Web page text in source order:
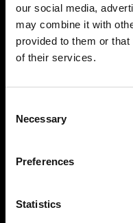
our social media,
may combine it with
provided to them or
of their services.
Selection
Necessary
Preferences
Statistics
FR.
09.10.2026
Testament à la Carte
Festsaal Permeshof
47638 Straelen